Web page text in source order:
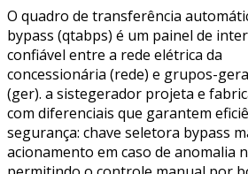
O quadro de transferência
bypass (qtabps) é um painel de
confiável entre a rede elétrica da
concessionária (rede) e grupos-
(ger). a sistegerador projeta e
com diferenciais que garantem
segurança: chave seletora bypass
acionamento em caso de anomalia